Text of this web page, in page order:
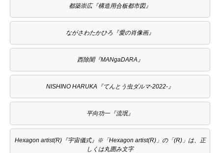
都築崇広『構造用合板都市図』
ながさわたかひろ『愛の肖像画』
西除闇『MANgaDARA』
NISHINO HARUKA『てんとう虫ダルマ-2022-』
平向功一『流氓』
Hexagon artist(R)『宇宙儀式』※「Hexagon artist(R)」の「(R)」は、正
しくは丸囲み文字